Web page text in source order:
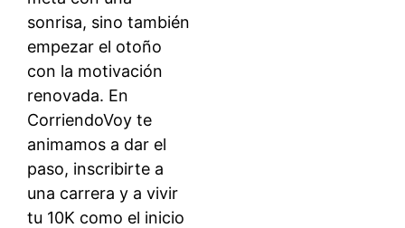
sonrisa, sino también
empezar el otoño
con la motivación
renovada. En
CorriendoVoy te
animamos a dar el
paso, inscribirte a
una carrera y a vivir
tu 10K como el inicio